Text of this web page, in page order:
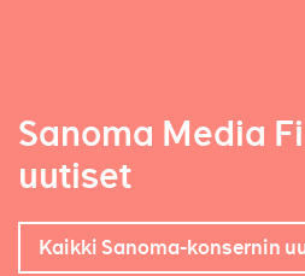
Sanoma Media
uutiset
Kaikki Sanoma-konsernin